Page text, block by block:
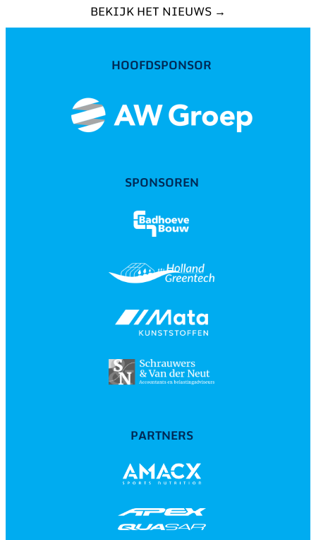
BEKIJK HET NIEUWS →
HOOFDSPONSOR
SPONSOREN
PARTNERS